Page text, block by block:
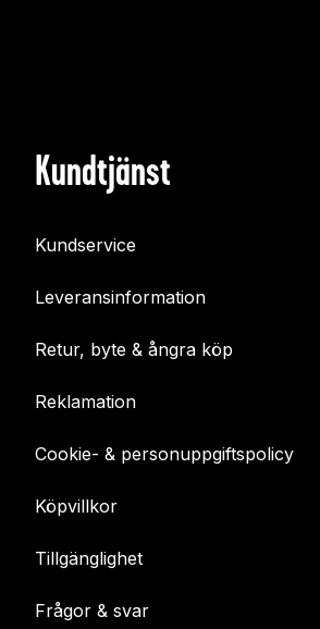
Kundtjänst
Kundservice
Leveransinformation
Retur, byte & ångra köp
Reklamation
Cookie- & personuppgiftspolicy
Köpvillkor
Tillgänglighet
Frågor & svar